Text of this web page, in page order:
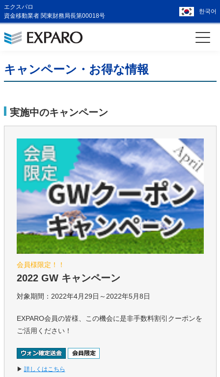
エクスパロ
資金移動業者 関東財務局長第00018号
한국어
キャンペーン・お得な情報
実施中のキャンペーン
会員様限定！！
2022 GW キャンペーン
対象期間：2022年4月29日～2022年5月8日
EXPARO会員の皆様、この機会に是非手数料割引クーポンを
ご活用ください！
▶ 詳しくはこちら